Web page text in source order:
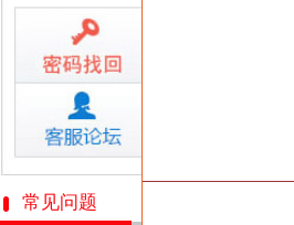
微乐捕鱼千炮版每日新服
帕瓦勇者传说
群英风华录
每日新服
小小仙王
少年名将
每日新服
寻龙英雄
每日新服
今日 10:00点
魔物迷宫
常见问题